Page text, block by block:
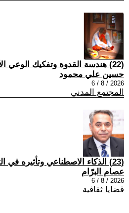
(22) هندسة القدوة وتفكيك الوعي الأخلاقي
حسين علي محمود
2026 / 8 / 6
المجتمع المدني
(23) الذكاء الاصطناعي وتأثيره في الثقافة والوظائف
عصام البرّام
2026 / 8 / 6
قضايا ثقافية